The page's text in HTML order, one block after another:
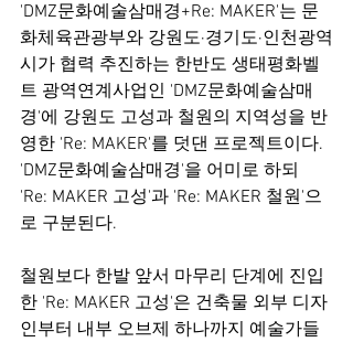
'DMZ문화예술삼매경+Re: MAKER'는 문
화체육관광부와 강원도·경기도·인천광역
시가 협력 추진하는 한반도 생태평화벨
트 광역연계사업인 'DMZ문화예술삼매
경'에 강원도 고성과 철원의 지역성을 반
영한 'Re: MAKER'를 덧댄 프로젝트이다.
'DMZ문화예술삼매경'을 어미로 하되
'Re: MAKER 고성'과 'Re: MAKER 철원'으
로 구분된다.
철원보다 한발 앞서 마무리 단계에 진입
한 'Re: MAKER 고성'은 건축물 외부 디자
인부터 내부 오브제 하나까지 예술가들